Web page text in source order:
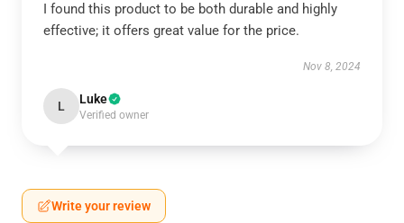
I found this product to be both durable and highly
effective; it offers great value for the price.
Nov 8, 2024
L Luke
Verified owner
Write your review